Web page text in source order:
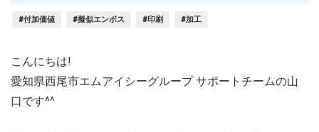
#付加価値 #擬似エンボス #印刷 #加工
こんにちは!
愛知県西尾市エムアイシーグループ サポートチームの山
口です^^